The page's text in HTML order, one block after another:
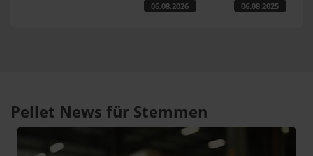
06.08.2026 06.08.2025
Pellet News für Stemmen